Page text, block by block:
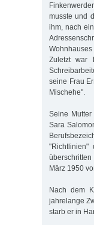
musste und
ihm, nach
Zuletzt war
seine Frau
Mischehe".
Seine
Sara
"Richtlinien"
März 1950
Nach dem
jahrelange
starb er in